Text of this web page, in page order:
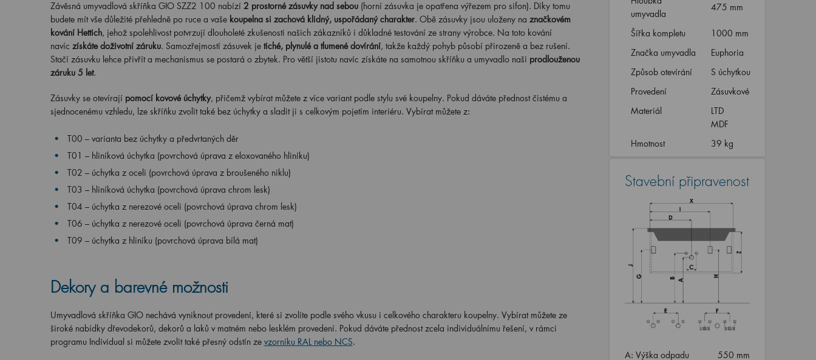
Závěsná umyvadlová skříňka GIO SZZ2 100 nabízí 2 prostorné zásuvky nad sebou (horní zásuvka je opatřena výřezem pro sifon). Díky tomu
budete mít vše důležité přehledně po ruce a vaše koupelna si zachová klidný, uspořádaný charakter. Obě zásuvky jsou uloženy na značkovém
kování Hettich, jehož spolehlivost potvrzují dlouholeté zkušenosti našich zákazníků i důkladné testování ze strany výrobce. Na toto kování
navíc získáte doživotní záruku. Samozřejmostí zásuvek je tiché, plynulé a tlumené dovírání, takže každý pohyb působí přirozeně a bez rušení.
Stačí zásuvku lehce přivřít a mechanismus se postará o zbytek. Pro větší jistotu navíc získáte na samotnou skříňku a umyvadlo naši prodlouženou
záruku 5 let.
Zásuvky se otevírají pomocí kovové úchytky, přičemž vybírat můžete z více variant podle stylu své koupelny. Pokud dáváte přednost čistému a
sjednocenému vzhledu, lze skříňku zvolit také bez úchytky a sladit ji s celkovým pojetím interiéru. Vybírat můžete z:
T00 – varianta bez úchytky a předvrtaných děr
T01 – hliníková úchytka (povrchová úprava z eloxovaného hliníku)
T02 – úchytka z oceli (povrchová úprava z broušeného niklu)
T03 – hliníková úchytka (povrchová úprava chrom lesk)
T04 – úchytka z nerezové oceli (povrchová úprava chrom lesk)
T06 – úchytka z nerezové oceli (povrchová úprava černá mat)
T09 – úchytka z hliníku (povrchová úprava bílá mat)
Dekory a barevné možnosti
Umyvadlová skříňka GIO nechává vyniknout provedení, které si zvolíte podle svého vkusu i celkového charakteru koupelny. Vybírat můžete ze
široké nabídky dřevodekorů, dekorů a laků v matném nebo lesklém provedení. Pokud dáváte přednost zcela individuálnímu řešení, v rámci
programu Individual si můžete zvolit také přesný odstín ze vzorníku RAL nebo NCS.
umyvadla
475 mm
Šířka kompletu
1000 mm
Značka umyvadla
Euphoria
Způsob otevírání
S úchytkou
Provedení
Zásuvkové
Materiál
LTD
MDF
Hmotnost
39 kg
Stavební připravenost
A: Výška odpadu
550 mm